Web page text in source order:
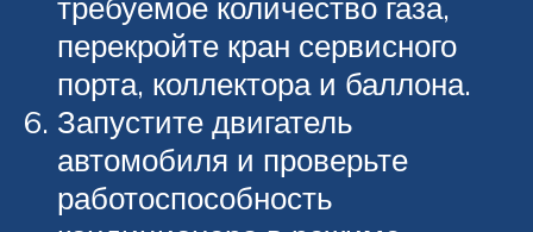
перекройте кран сервисного
порта, коллектора и баллона.
Запустите двигатель
автомобиля и проверьте
работоспособность